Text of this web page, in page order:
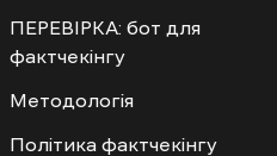
ПЕРЕВІРКА: бот для
фактчекінгу
Методологія
Політика фактчекінгу